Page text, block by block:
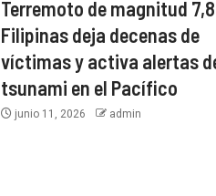
Terremoto de magnitud
Filipinas deja decenas de
víctimas y activa alertas
tsunami en el Pacífico
junio 11, 2026 admin